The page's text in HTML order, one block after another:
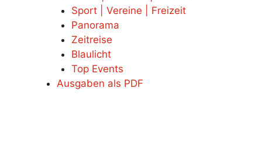
Sport | Vereine | Freizeit
Panorama
Zeitreise
Blaulicht
Top Events
Ausgaben als PDF